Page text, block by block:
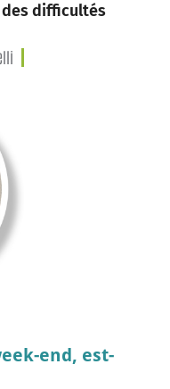
difficultés
end, est-